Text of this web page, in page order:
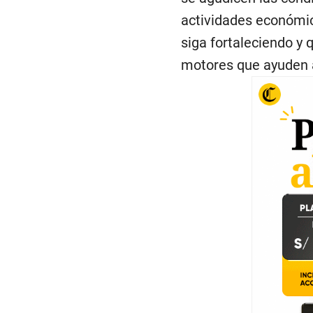
actividades
siga fortaleciendo y
motores que